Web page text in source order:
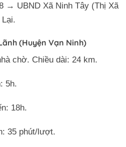
→ UBND Xã Ninh Tây (Thị Xã
(Huyện Vạn Ninh)
chờ. Chiều dài: 24 km.
5h.
18h.
35 phút/lượt.